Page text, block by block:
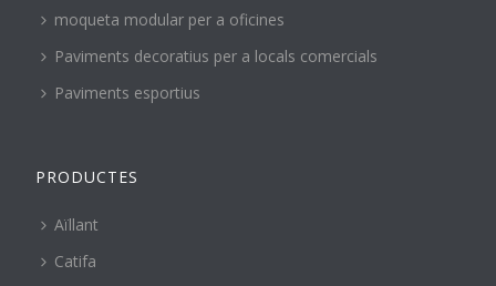
moqueta modular per a oficines
Paviments decoratius per a locals comercials
Paviments esportius
PRODUCTES
Aïllant
Catifa